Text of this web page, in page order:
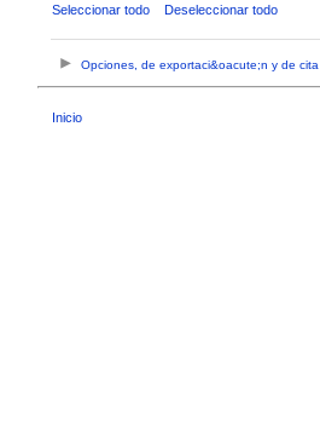
Seleccionar todo Deseleccionar todo
Opciones, de exportaci&oacute;n y de cita
Inicio